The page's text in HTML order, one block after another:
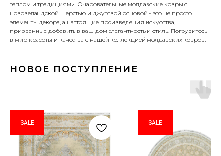
теплом и традициями. Очаровательные молдавские ковры с
новозеландской шерстью и джутовой основой - это не просто
элементы декора, а настоящие произведения искусства,
призванные добавить в ваш дом элегантность и стиль. Погрузитесь
в мир красоты и качества с нашей коллекцией молдавских ковров.
НОВОЕ ПОСТУПЛЕНИЕ
SALE SALE